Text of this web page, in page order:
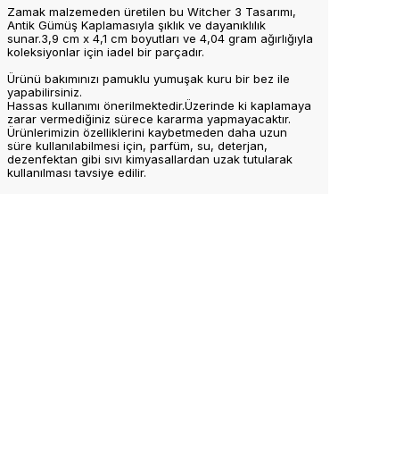
Zamak malzemeden üretilen bu Witcher 3 Tasarımı,
Antik Gümüş Kaplamasıyla şıklık ve dayanıklılık
sunar.3,9 cm x 4,1 cm boyutları ve 4,04 gram ağırlığıyla
koleksiyonlar için iadel bir parçadır.
Ürünü bakımınızı pamuklu yumuşak kuru bir bez ile
yapabilirsiniz.
Hassas kullanımı önerilmektedir.Üzerinde ki kaplamaya
zarar vermediğiniz sürece kararma yapmayacaktır.
Ürünlerimizin özelliklerini kaybetmeden daha uzun
süre kullanılabilmesi için, parfüm, su, deterjan,
dezenfektan gibi sıvı kimyasallardan uzak tutularak
kullanılması tavsiye edilir.